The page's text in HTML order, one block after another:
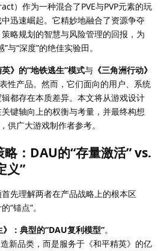
）作为一种混合了PVE与PVP元素的玩
迅速崛起。它精妙地融合了资源争夺
略规划的智慧与风险管理的回报，为
与“深度”的绝佳实验田。
英》的“地铁逃生”模式与 《三角洲行动》
性产品。然而，它们面向的用户、系统
都存在本质差异。本文将从游戏设计
键轴向上的权衡与考量，并最终构想
供广大游戏制作者参考。
：DAU的“存量激活” vs.
义”
先理解两者在产品战略上的根本区
“锚点”。
》：典型的“DAU复利模型”。
新品类，而是服务于《和平精英》的亿